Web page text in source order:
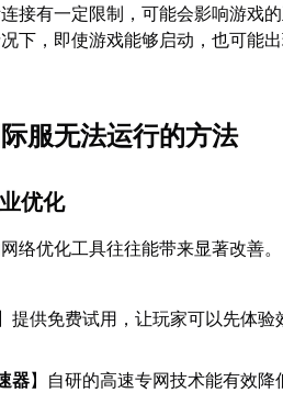
接有一定限制，可能会影响游戏
下，即使游戏能够启动，也可能
服无法运行的方法
优化
络优化工具往往能带来显著改善
提供免费试用，让玩家可以先体
器】自研的高速专网技术能有效